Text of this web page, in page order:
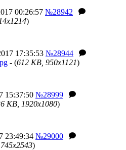
00:26:57 №28942
)
17:35:53 №28944
- (612 KB, 950x1121)
15:37:50 №28999
KB, 1920x1080)
23:49:34 №29000
)